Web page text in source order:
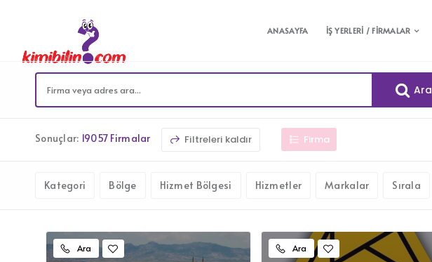
ANASAYFA İŞ YERLERİ / FİRMALAR
Ara
Sonuçlar: 19057 Firmalar Filtreleri kaldır Firma
Kategori Bölge Hizmet Bölgesi Hizmetler Markalar Sırala
Ara Ara